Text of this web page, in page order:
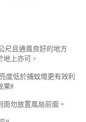
尺且通風良好的地方
上亦可。
度低於捕蚊燈更有效利
果!!
勿放置風扇前面。